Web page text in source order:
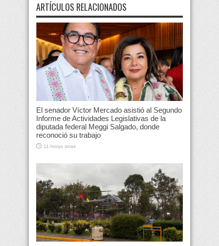
ARTÍCULOS RELACIONADOS
El senador Víctor Mercado asistió al Segundo
Informe de Actividades Legislativas de la
diputada federal Meggi Salgado, donde
reconoció su trabajo
11 horas atras